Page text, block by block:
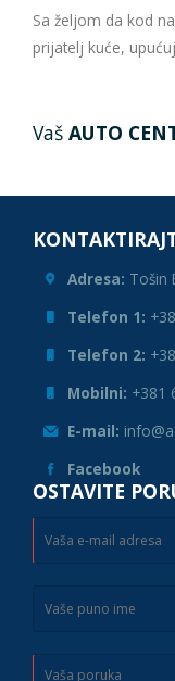
Sa željom da kod
prijatelj kuće,
Vaš AUTO
Adresa: Tošin
Telefon 1:
Telefon 2:
Mobilni: +381
E-mail:
Facebook
OSTAVITE